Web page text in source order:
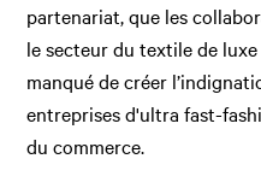
partenariat, que les
le secteur du textile de
manqué de créer
entreprises d'ultra fast-
du commerce.